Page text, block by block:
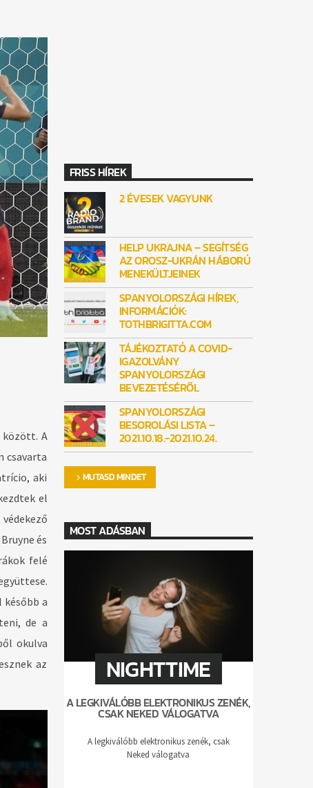
között. A
csavarta
aki
el
és
felé
később a
de a
okulva
az
FRISS HÍREK
2 ÉVESEK VAGYUNK
HELP UKRAJNA – SEGÍTSÉG
AZ OROSZ-UKRÁN HÁBORÚ
MENEKÜLTJEINEK
SPANYOLORSZÁGI HÍREK,
INFORMÁCIÓK:
TOTHBRIGITTA.COM
TÁJÉKOZTATÓ A COVID-
IGAZOLVÁNY
SPANYOLORSZÁGI
BEVEZETÉSÉRŐL
SPANYOLORSZÁGI
BESOROLÁSI LISTA –
2021.10.18.-2021.10.24.
MUTASD MINDET
MOST ADÁSBAN
NIGHTTIME
A LEGKIVÁLÓBB ELEKTRONIKUS ZENÉK,
CSAK NEKED VÁLOGATVA
A legkiválóbb elektronikus zenék, csak
Neked válogatva